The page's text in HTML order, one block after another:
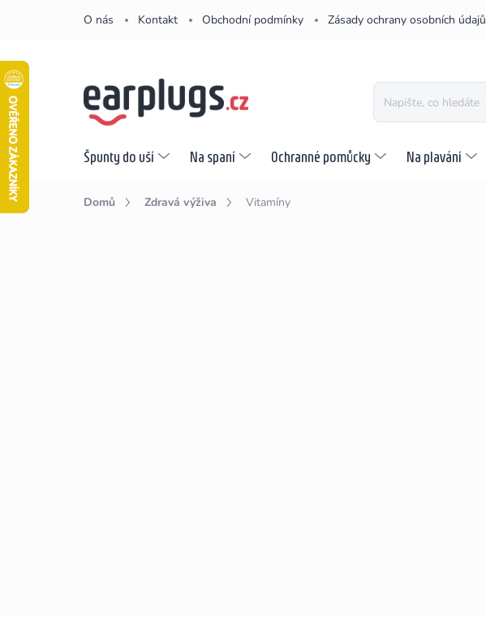
O nás Kontakt Obchodní podmínky Zásady ochrany osobních údajů
Špunty do uší Na spaní Ochranné pomůcky Na plavání
Domů Zdravá výživa Vitamíny